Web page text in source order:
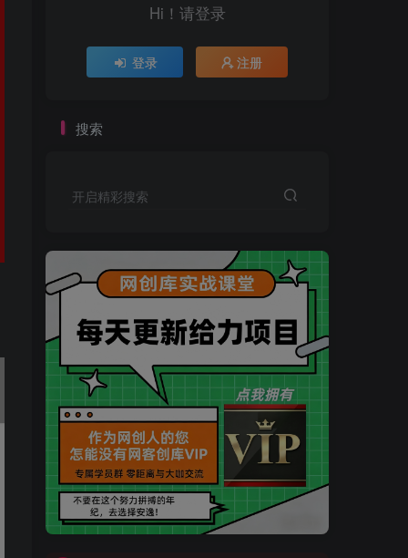
Hi！请登录
登录 注册
搜索
开启精彩搜索
买VIP会员或加盟商-全年最低价-立即抢额
网创库-限时优惠 别错过!